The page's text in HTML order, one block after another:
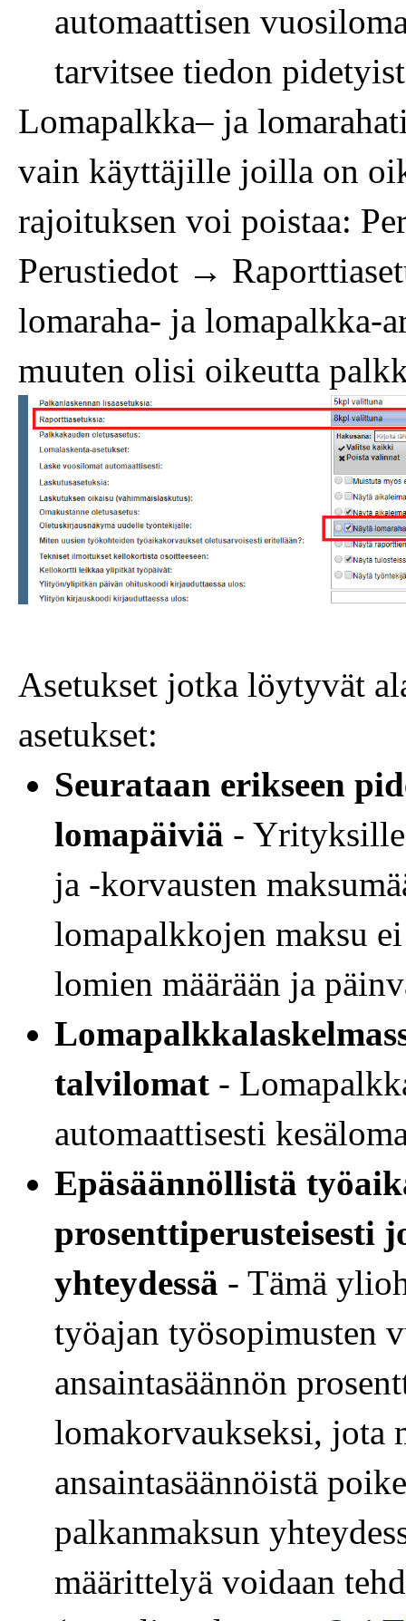
automaattisen
tarvitsee tiedon
Lomapalkka– ja
vain käyttäjille joilla on
rajoituksen voi poistaa:
Perustiedot →
lomaraha- ja
muuten olisi oikeutta
Asetukset jotka löytyvät
asetukset:
Seurataan erikseen
lomapäiviä -
ja -korvausten
lomapalkkojen maksu
lomien määrään ja
talvilomat -
automaattisesti
Epäsäännöllistä
prosenttiperusteisesti
yhteydessä - Tämä
työajan työsopimusten
ansaintasäännön
lomakorvaukseksi, jota
ansaintasäännöistä
palkanmaksun
määrittelyä voidaan